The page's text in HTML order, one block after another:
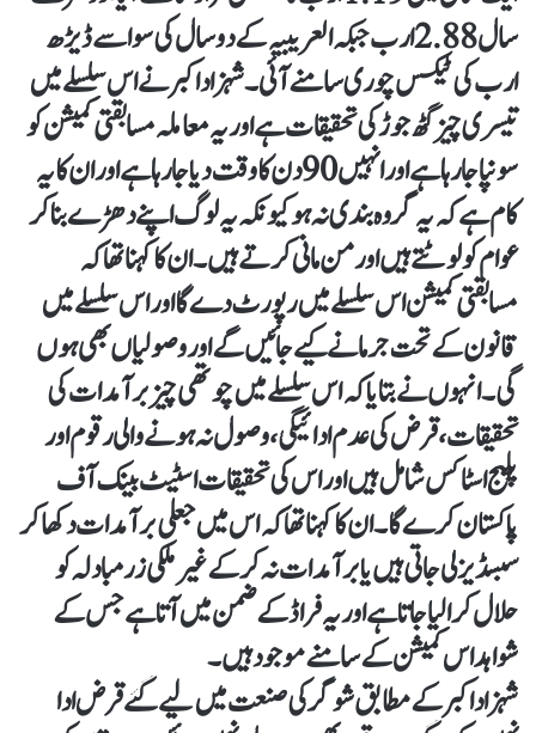
سال 2.88ارب جبکہ العریبیہ کے دو سال کی سوا سے ڈیڑھ
ارب کی ٹیکس چوری سامنے آئی۔شہزاد اکبر نے اس سلسلے میں
تیسری چیز گٹھ جوڑ کی تحقیقات ہے اور یہ معاملہ مسابقتی کمیشن کو
سونپا جارہا ہے اور انہیں 90 دن کا وقت دیا جا رہا ہے اور ان کا یہ
کام ہے کہ یہ گروہ بندی نہ ہو کیونکہ یہ لوگ اپنے دھڑے بنا کر
عوام کو لوٹتے ہیں اور من مانی کرتے ہیں۔ان کا کہنا تھا کہ
مسابقتی کمیشن اس سلسلے میں رپورٹ دے گا اور اس سلسلے میں
قانون کے تحت جرمانے کیے جائیں گے اور وصولیاں بھی ہوں
گی۔انہوں نے بتایا کہ اس سلسلے میں چوتھی چیز برآمدات کی
تحقیقات، قرض کی عدم ادائیگی، وصول نہ ہونے والی رقوم اور
پلیج اسٹاکس شامل ہیں اور اس کی تحقیقات اسٹیٹ بینک آف
پاکستان کرے گا۔ان کا کہنا تھا کہ اس میں جعلی برآمدات دکھا کر
سبسڈیز لی جاتی ہیں یا برآمدات نہ کر کے غیرملکی زرمبادلہ کو
حلال کرا لیا جاتا ہے اور یہ فراڈ کے ضمن میں آتا ہے جس کے
شواہد اس کمیشن کے سامنے موجود ہیں۔
شہزاد اکبر کے مطابق شوگر کی صنعت میں لیے گئے قرض ادا